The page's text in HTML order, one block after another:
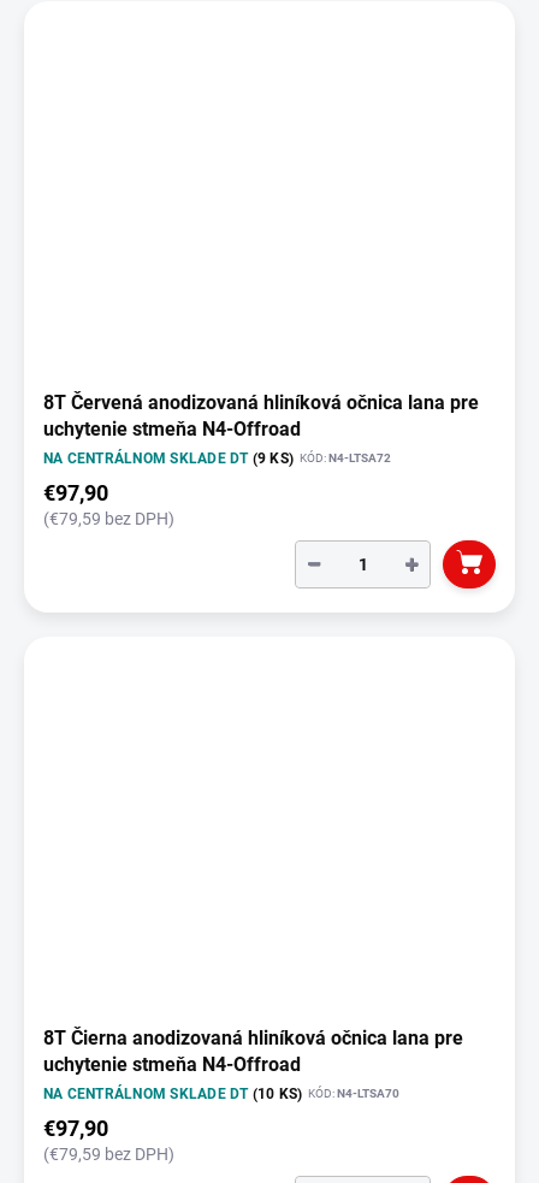
8T Červená anodizovaná hliníková očnica lana pre
uchytenie stmeňa N4-Offroad
NA CENTRÁLNOM SKLADE DT (9 KS) KÓD:N4-LTSA72
€97,90
(€79,59 bez DPH)
+
−
8T Čierna anodizovaná hliníková očnica lana pre
uchytenie stmeňa N4-Offroad
NA CENTRÁLNOM SKLADE DT (10 KS) KÓD:N4-LTSA70
€97,90
(€79,59 bez DPH)